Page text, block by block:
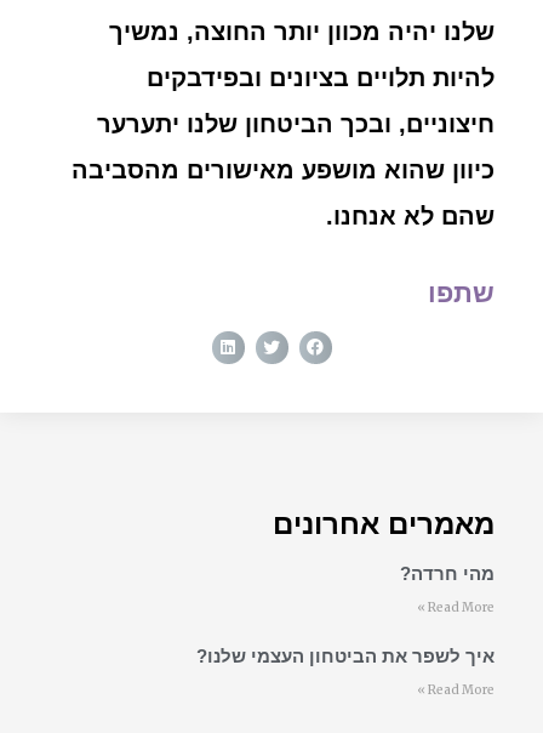
שלנו יהיה מכוון יותר החוצה, נמשיך
להיות תלויים בציונים ובפידבקים
חיצוניים, ובכך הביטחון שלנו יתערער
כיוון שהוא מושפע מאישורים מהסביבה
שהם לא אנחנו.
שתפו
מאמרים אחרונים
מהי חרדה?
Read More »
איך לשפר את הביטחון העצמי שלנו?
Read More »